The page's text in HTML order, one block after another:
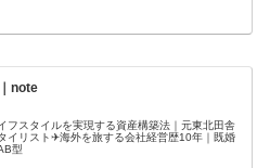
note
フスタイルを実現する資産構築法｜元東北田舎
イリスト✈海外を旅する会社経営歴10年｜既婚
型